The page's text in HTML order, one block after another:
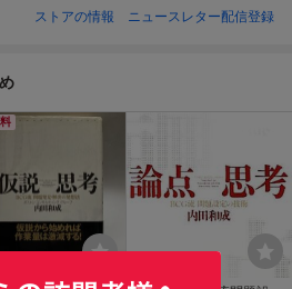
ストアの情報 ニュースレター配信登録